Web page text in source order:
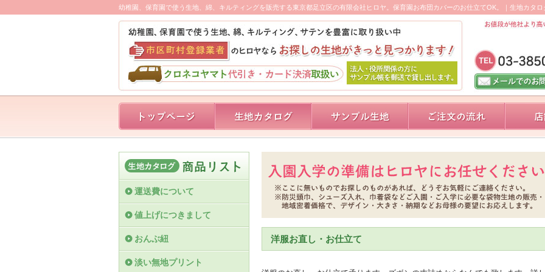
幼稚園、保育園で使う生地、綿、キルティングを販売する東京都足立区の有限会社ヒロヤ。保育園お布団カバーのお仕立てOK。｜生地カタロ
洋服お直し・お仕立て
運送費について
値上げにつきまして
おんぶ紐
淡い無地プリント